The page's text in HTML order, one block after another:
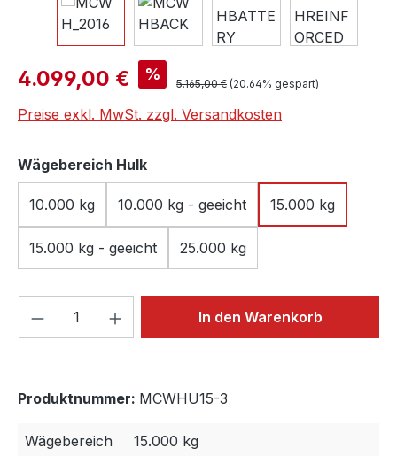
Verkaufspreis:
4.099,00 € % Regulärer Preis:
5.165,00 € (20.64% gespart)
Preise exkl. MwSt. zzgl. Versandkosten
Wägebereich Hulkauswählen
10.000 kg 10.000 kg - geeicht 15.000 kg
15.000 kg - geeicht 25.000 kg
Produkt Anzahl: Gib denIn den Warenkorb
Produktnummer: MCWHU15-3
Wägebereich 15.000 kg